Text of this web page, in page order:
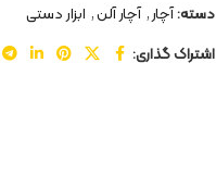
دسته:آچار, آچار آلن, ابزار دستی
اشتراک گذاری: